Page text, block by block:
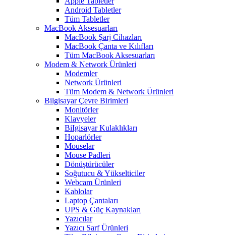
Android Tabletler
Tüm Tabletler
MacBook Aksesuarları
MacBook Şarj Cihazları
MacBook Çanta ve Kılıfları
Tüm MacBook Aksesuarları
Modem & Network Ürünleri
Modemler
Network Ürünleri
Tüm Modem & Network Ürünleri
Bilgisayar Çevre Birimleri
Monitörler
Klavyeler
BiIgisayar Kulaklıkları
Hoparlörler
Mouselar
Mouse Padleri
Dönüştürücüler
Soğutucu & Yükselticiler
Webcam Ürünleri
Kablolar
Laptop Çantaları
UPS & Güç Kaynakları
Yazıcılar
Yazıcı Sarf Ürünleri